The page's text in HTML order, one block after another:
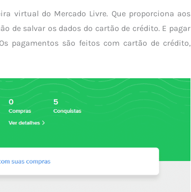
virtual do Mercado Livre. Que proporciona aos
de salvar os dados do cartão de crédito. E pagar
pagamentos são feitos com cartão de crédito,